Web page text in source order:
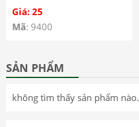
Giá: 25
Mã: 9400
SẢN PHẨM
không tìm thấy sản phẩm nào.